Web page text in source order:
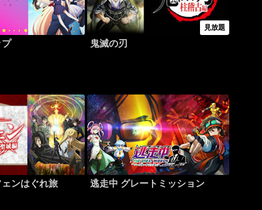
見放題
鬼滅の刃
ンはぐれ旅 逃走中 グレートミッション